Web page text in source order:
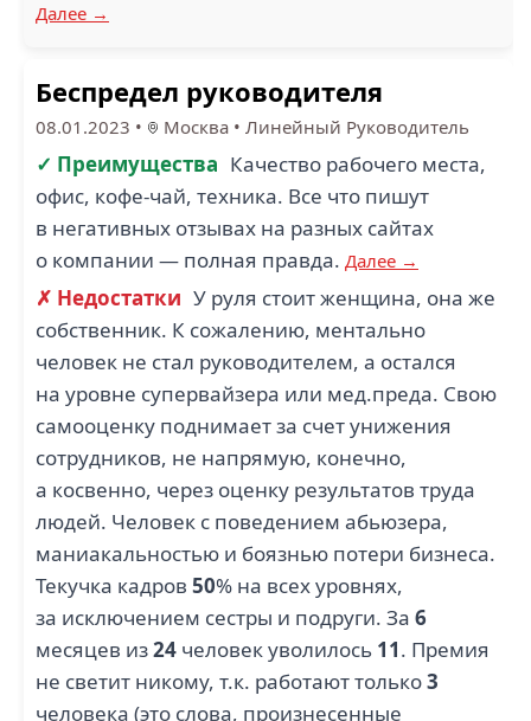
Далее →
Беспредел руководителя
08.01.2023 • Москва • Линейный Руководитель
✓ Преимущества Качество рабочего места,
офис, кофе-чай, техника. Все что пишут
в негативных отзывах на разных сайтах
о компании — полная правда. Далее →
✗ Недостатки У руля стоит женщина, она же
собственник. К сожалению, ментально
человек не стал руководителем, а остался
на уровне супервайзера или мед.преда. Свою
самооценку поднимает за счет унижения
сотрудников, не напрямую, конечно,
а косвенно, через оценку результатов труда
людей. Человек с поведением абьюзера,
маниакальностью и боязнью потери бизнеса.
Текучка кадров 50% на всех уровнях,
за исключением сестры и подруги. За 6
месяцев из24 человек уволилось 11. Премия
не светит никому, т.к. работают только3
человека (это слова, произнесенные